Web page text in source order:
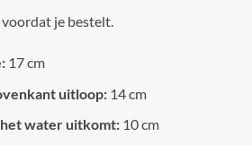
je bestelt.
17 cm
uitloop:14 cm
water uitkomt:10 cm